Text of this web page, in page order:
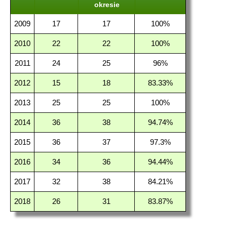
okresie
2009 17 17 100%
2010 22 22 100%
2011 24 25 96%
2012 15 18 83.33%
2013 25 25 100%
2014 36 38 94.74%
2015 36 37 97.3%
2016 34 36 94.44%
2017 32 38 84.21%
2018 26 31 83.87%